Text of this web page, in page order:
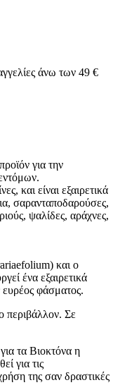
άνω των 49 €
για την
και είναι εξαιρετικά
σαρανταποδαρούσες,
ψαλίδες, αράχνες,
και ο
ένα εξαιρετικά
ευρέος φάσματος.
περιβάλλον. Σε
τα Βιοκτόνα η
για τις
της σαν δραστικές